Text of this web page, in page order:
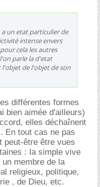
un etat particulier de
intense envers
cela les autres
parle la d'etat
l'objet de l'objet de son
différentes formes
bien aimée d'ailleurs)
elles déchaînent
En tout cas ne pas
peut-être être vues
: la simple vive
membre de la
religieux, politique,
, de Dieu, etc.